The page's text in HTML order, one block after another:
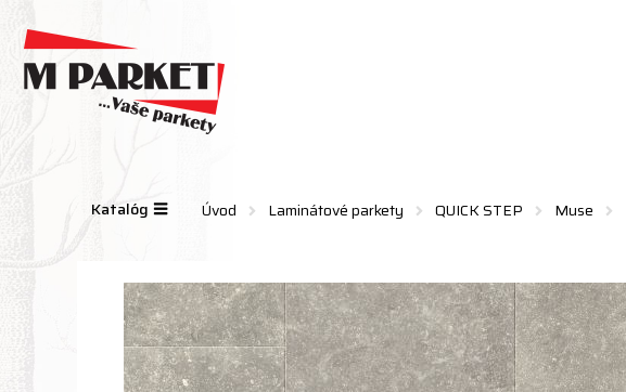
Úvod Laminátové parkety QUICK STEP Muse
Katalóg